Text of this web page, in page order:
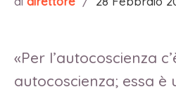
«Per l’autocoscienza
autocoscienza; essa è